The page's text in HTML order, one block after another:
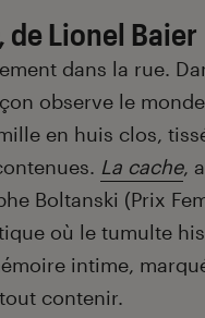
de Lionel Baier
dans la rue.
observe le
en huis clos,
La cache,
Boltanski (Prix
où le tumulte
intime,
contenir.